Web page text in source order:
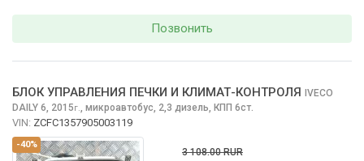
Позвонить
-40%
БЛОК УПРАВЛЕНИЯ ПЕЧКИ И КЛИМАТ-КОНТРОЛЯ
IVECO
DAILY 6, 2015г., микроавтобус, 2,3 дизель, КПП 6ст.
VIN: ZCFC1357905003119
3 108.00 RUR